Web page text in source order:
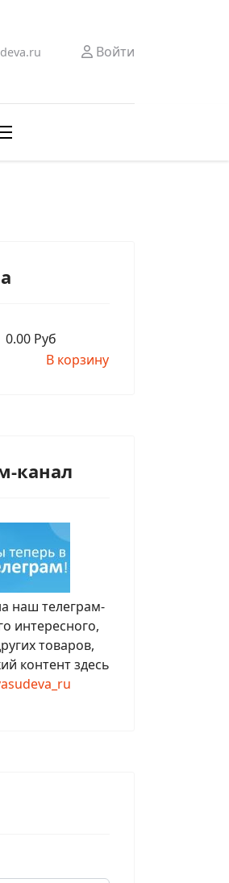
Войти
0.00 Руб
В корзину
канал
наш телеграм-
интересного,
товаров,
контент здесь